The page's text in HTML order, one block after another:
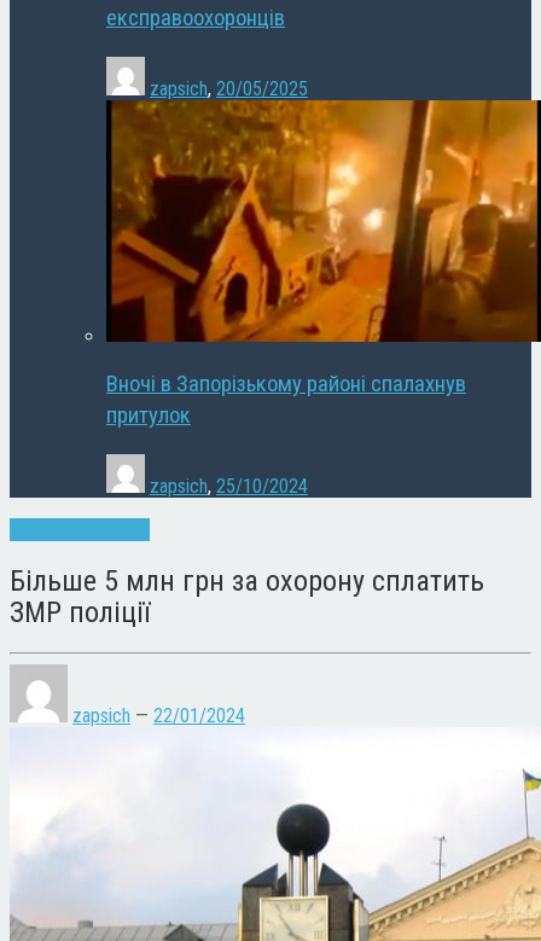
експравоохоронців
zapsich, 20/05/2025
Вночі в Запорізькому районі спалахнув
притулок
zapsich, 25/10/2024
Більше 5 млн грн за охорону сплатить
ЗМР поліції
zapsich — 22/01/2024